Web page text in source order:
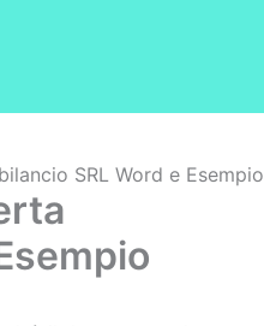
SRL​ Word e Esempio